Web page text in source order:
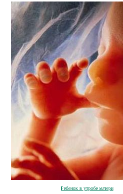
Ребенок в утробе матери